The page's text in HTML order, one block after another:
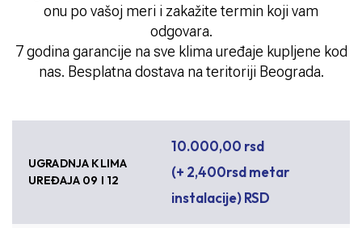
onu po vašoj meri i zakažite termin koji vam
odgovara.
7 godina garancije na sve klima uređaje kupljene kod
nas. Besplatna dostava na teritoriji Beograda.
UGRADNJA KLIMA
UREĐAJA 09 I 12
10.000,00 rsd
(+ 2,400rsd metar
instalacije)RSD